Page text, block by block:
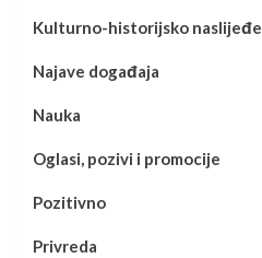
Kulturno-historijsko naslijeđe
Najave događaja
Nauka
Oglasi, pozivi i promocije
Pozitivno
Privreda